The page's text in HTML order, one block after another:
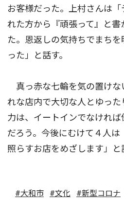
お客様だった。上村さんは
れた方から『頑張って』と
た。恩返しの気持ちでまち
った」と話す。
真っ赤な七輪を気の置けな
れな店内で大切な人とゆっ
力は、イートインでなけれ
だろう。今後にむけて４人は
照らすお店をめざします」と
#大和市 #文化 #新型コロナ